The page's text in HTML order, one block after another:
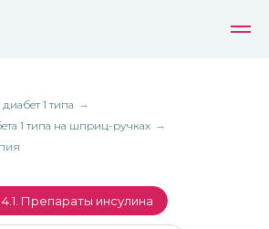
1 типа →
1 типа на шприц-ручках →
Препараты инсулина